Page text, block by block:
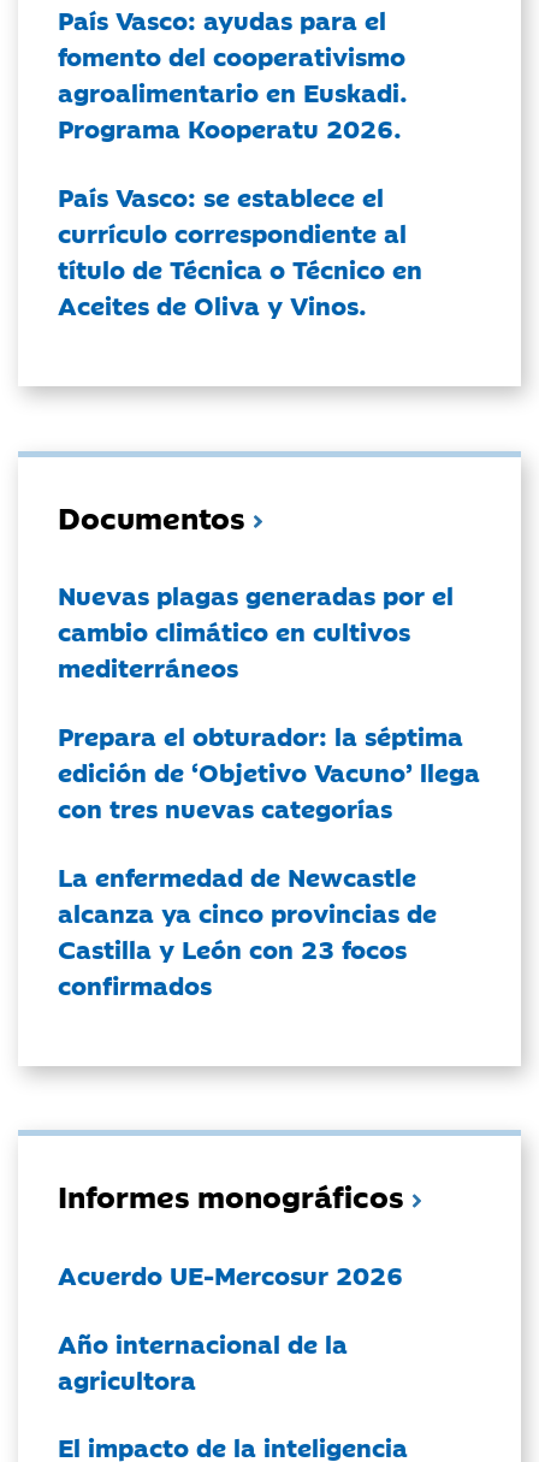
País Vasco: ayudas para el
fomento del cooperativismo
agroalimentario en Euskadi.
Programa Kooperatu 2026.
País Vasco: se establece el
currículo correspondiente al
título de Técnica o Técnico en
Aceites de Oliva y Vinos.
Documentos
Nuevas plagas generadas por el
cambio climático en cultivos
mediterráneos
Prepara el obturador: la séptima
edición de ‘Objetivo Vacuno’ llega
con tres nuevas categorías
La enfermedad de Newcastle
alcanza ya cinco provincias de
Castilla y León con 23 focos
confirmados
Informes monográficos
Acuerdo UE-Mercosur 2026
Año internacional de la
agricultora
El impacto de la inteligencia